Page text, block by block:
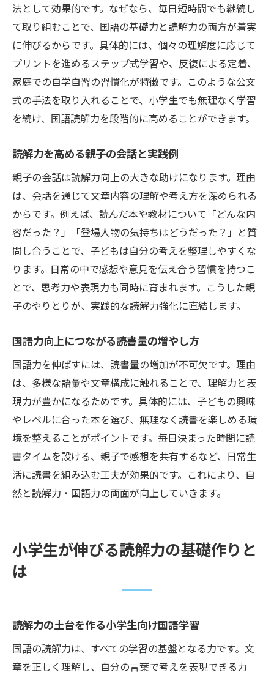
法として効果的です。なぜなら、毎日短時間でも継続し
て取り組むことで、国語の基礎力と読解力の両方が着実
に伸びるからです。具体的には、個々の理解度に応じて
プリントを進めるステップ式学習や、反復による定着、
家庭での自学自習の習慣化が特徴です。このような公文
式の手法を取り入れることで、小学生でも無理なく学習
を続け、国語読解力を段階的に高めることができます。
読解力を高める親子の会話と実践例
親子の会話は読解力向上の大きな助けになります。理由
は、会話を通じて文章内容の理解や考え方を深められる
からです。例えば、読んだ本や教材について「どんな内
容だった？」「登場人物の気持ちはどうだった？」と質
問し合うことで、子どもは自分の考えを整理しやすくな
ります。日常の中で感想や意見を伝え合う習慣を持つこ
とで、思考力や表現力も同時に育まれます。こうした親
子のやりとりが、実践的な読解力強化に直結します。
国語力向上につながる読書量の増やし方
国語力を伸ばすには、読書量の増加が不可欠です。理由
は、多様な語彙や文章構成に触れることで、理解力と表
現力が豊かになるためです。具体的には、子どもの興味
やレベルに合った本を選び、無理なく読書を楽しめる環
境を整えることがポイントです。毎日決まった時間に読
書タイムを設ける、親子で感想を共有するなど、日常生
活に読書を組み込む工夫が効果的です。これにより、自
然と読解力・国語力の両面が向上していきます。
小学生が伸びる読解力の基礎作りと
は
読解力の土台を作る小学生向け国語学習
国語の読解力は、すべての学習の基盤となる力です。文
章を正しく理解し、自分の言葉で考えを表現できる力